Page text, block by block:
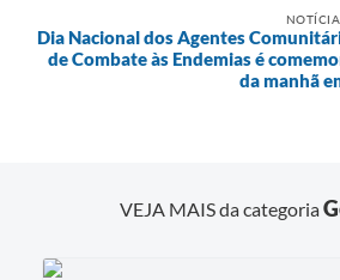
Dia Nacional dos Agentes
de Combate às Endemias é
da manhã
VEJA MAIS da categoria